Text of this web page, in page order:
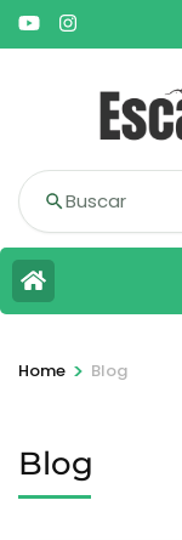
Buscar
Home > Blog
Blog